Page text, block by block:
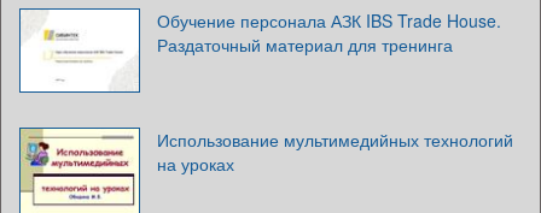
Обучение персонала АЗК IBS Trade House.
Раздаточный материал для тренинга
Использование мультимедийных технологий
на уроках